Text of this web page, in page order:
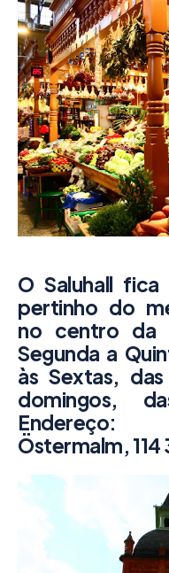
O Saluhall
pertinho do
no centro da
Segunda a
às Sextas,
domingos,
Östermalm, 114